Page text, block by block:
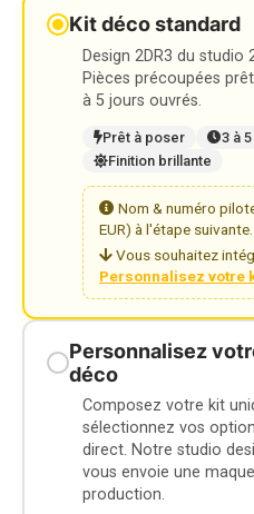
Kit déco standard
Design 2DR3 du studio
Pièces précoupées
à 5 jours ouvrés.
Prêt à poser
3 à
Finition brillante
Nom & numéro
EUR) à l'étape suivante.
Vous souhaitez
Personnalisez votre
Personnalisez
déco
Composez votre kit
sélectionnez vos
direct. Notre studio
vous envoie une
production.